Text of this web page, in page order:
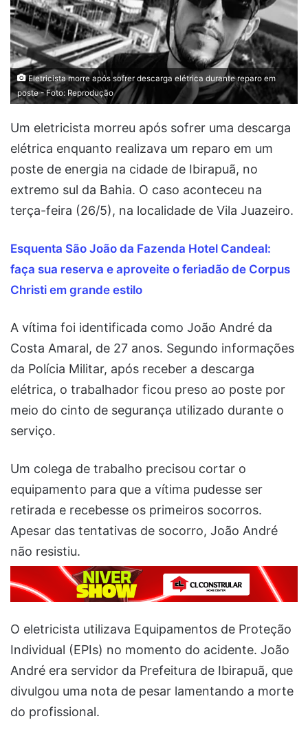
Eletricista morre após sofrer descarga elétrica durante reparo em
poste - Foto: Reprodução
Um eletricista morreu após sofrer uma descarga
elétrica enquanto realizava um reparo em um
poste de energia na cidade de Ibirapuã, no
extremo sul da Bahia. O caso aconteceu na
terça-feira (26/5), na localidade de Vila Juazeiro.
Esquenta São João da Fazenda Hotel Candeal:
faça sua reserva e aproveite o feriadão de Corpus
Christi em grande estilo
A vítima foi identificada como João André da
Costa Amaral, de 27 anos. Segundo informações
da Polícia Militar, após receber a descarga
elétrica, o trabalhador ficou preso ao poste por
meio do cinto de segurança utilizado durante o
serviço.
Um colega de trabalho precisou cortar o
equipamento para que a vítima pudesse ser
retirada e recebesse os primeiros socorros.
Apesar das tentativas de socorro, João André
não resistiu.
O eletricista utilizava Equipamentos de Proteção
Individual (EPIs) no momento do acidente. João
André era servidor da Prefeitura de Ibirapuã, que
divulgou uma nota de pesar lamentando a morte
do profissional.